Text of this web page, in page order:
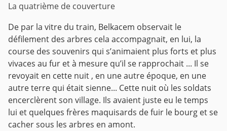
La quatrième de couverture
De par la vitre du train, Belkacem observait le
défilement des arbres cela accompagnait, en lui, la
course des souvenirs qui s’animaient plus forts et plus
vivaces au fur et à mesure qu’il se rapprochait ... Il se
revoyait en cette nuit , en une autre époque, en une
autre terre qui était sienne... Cette nuit où les soldats
encerclèrent son village. Ils avaient juste eu le temps
lui et quelques frères maquisards de fuir le bourg et se
cacher sous les arbres en amont.